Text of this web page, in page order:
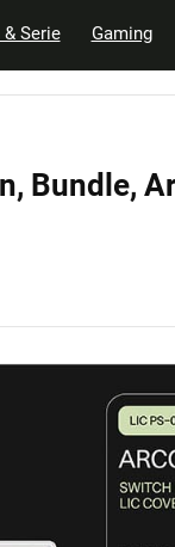
Serie Gaming
Bundle,